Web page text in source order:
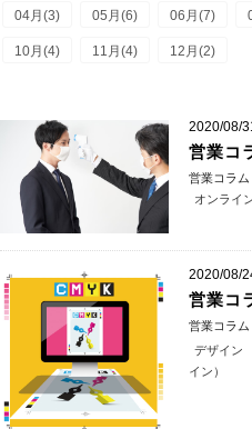
04月(3) 05月(6) 06月(7)
10月(4) 11月(4) 12月(2)
2020/08/
営業コ
営業コラム
オンライ
2020/08/
営業コ
営業コラム
デザイン
イン）